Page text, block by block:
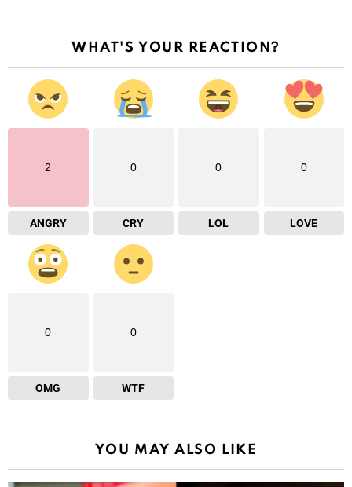
WHAT'S YOUR REACTION?
2
ANGRY
0
CRY
0
LOL
0
LOVE
0
OMG
0
WTF
YOU MAY ALSO LIKE